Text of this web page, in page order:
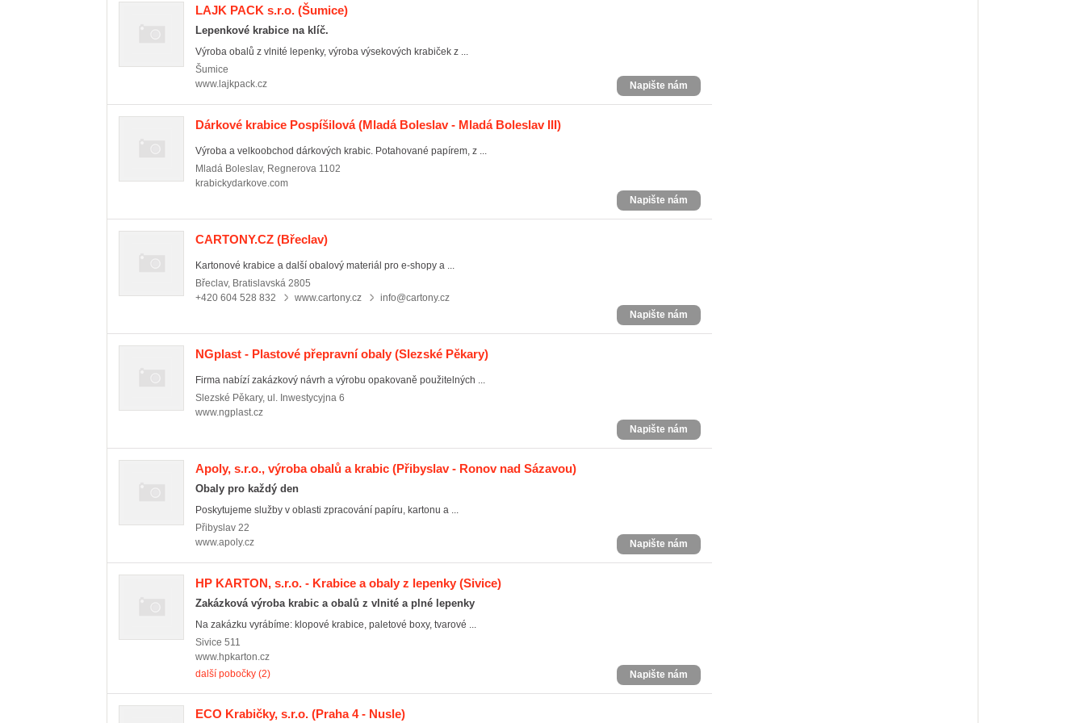
LAJK PACK s.r.o. (Šumice)
Lepenkové krabice na klíč.
Výroba obalů z vlnité lepenky, výroba výsekových krabiček z ...
Šumice
www.lajkpack.cz
Napište nám
Dárkové krabice Pospíšilová(Mladá Boleslav - Mladá Boleslav III)
Výroba a velkoobchod dárkových krabic. Potahované papírem, z ...
Mladá Boleslav, Regnerova 1102
krabickydarkove.com
Napište nám
CARTONY.CZ (Břeclav)
Kartonové krabice a další obalový materiál pro e-shopy a ...
Břeclav, Bratislavská 2805
+420 604 528 832
www.cartony.cz
info@cartony.cz
Napište nám
NGplast - Plastové přepravní obaly (Slezské Pěkary)
Firma nabízí zakázkový návrh a výrobu opakovaně použitelných ...
Slezské Pěkary, ul. Inwestycyjna 6
www.ngplast.cz
Napište nám
Apoly, s.r.o., výroba obalů a krabic (Přibyslav - Ronov nad Sázavou)
Obaly pro každý den
Poskytujeme služby v oblasti zpracování papíru, kartonu a ...
Přibyslav 22
www.apoly.cz
Napište nám
HP KARTON, s.r.o. - Krabice a obaly z lepenky (Sivice)
Zakázková výroba krabic a obalů z vlnité a plné lepenky
Na zakázku vyrábíme: klopové krabice, paletové boxy, tvarové ...
Sivice 511
www.hpkarton.cz
další pobočky (2)
Napište nám
ECO Krabičky, s.r.o. (Praha 4 - Nusle)